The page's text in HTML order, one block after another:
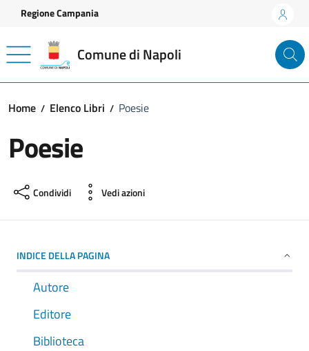
Vai ai contenuti
Vai al footer
Regione Campania
Comune di Napoli
Home Elenco Libri Poesie
Poesie
Condividi Vedi azioni
INDICE DELLA PAGINA
Autore
Editore
Biblioteca